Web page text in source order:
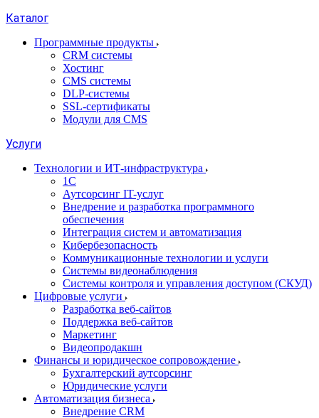
Каталог
Программные продукты
CRM системы
Хостинг
CMS системы
DLP‑системы
SSL-сертификаты
Модули для CMS
Услуги
Технологии и ИТ-инфраструктура
1С
Аутсорсинг IT-услуг
Внедрение и разработка программного
обеспечения
Интеграция систем и автоматизация
Кибербезопасность
Коммуникационные технологии и услуги
Системы видеонаблюдения
Системы контроля и управления доступом (СКУД)
Цифровые услуги
Разработка веб-сайтов
Поддержка веб-сайтов
Маркетинг
Видеопродакшн
Финансы и юридическое сопровождение
Бухгалтерский аутсорсинг
Юридические услуги
Автоматизация бизнеса
Внедрение CRM